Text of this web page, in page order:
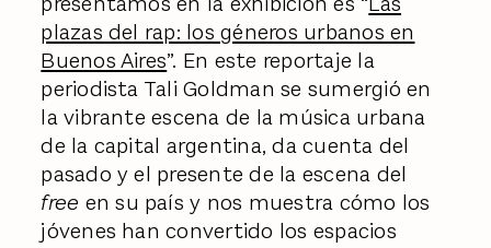
plazas del rap: los géneros urbanos en
Buenos Aires”. En este reportaje la
periodista Tali Goldman se sumergió en
la vibrante escena de la música urbana
de la capital argentina, da cuenta del
pasado y el presente de la escena del
free en su país y nos muestra cómo los
jóvenes han convertido los espacios